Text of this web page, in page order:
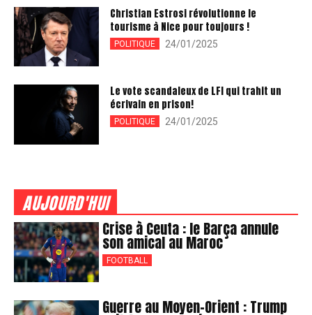
Christian Estrosi révolutionne le
tourisme à Nice pour toujours !
POLITIQUE 24/01/2025
Le vote scandaleux de LFI qui trahit un
écrivain en prison!
POLITIQUE 24/01/2025
AUJOURD'HUI
Crise à Ceuta : le Barça annule
son amical au Maroc
FOOTBALL
Guerre au Moyen-Orient : Trump